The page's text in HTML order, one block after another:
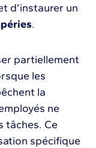
d’instaurer un
.
partiellement
les
la
ne
tâches. Ce
spécifique